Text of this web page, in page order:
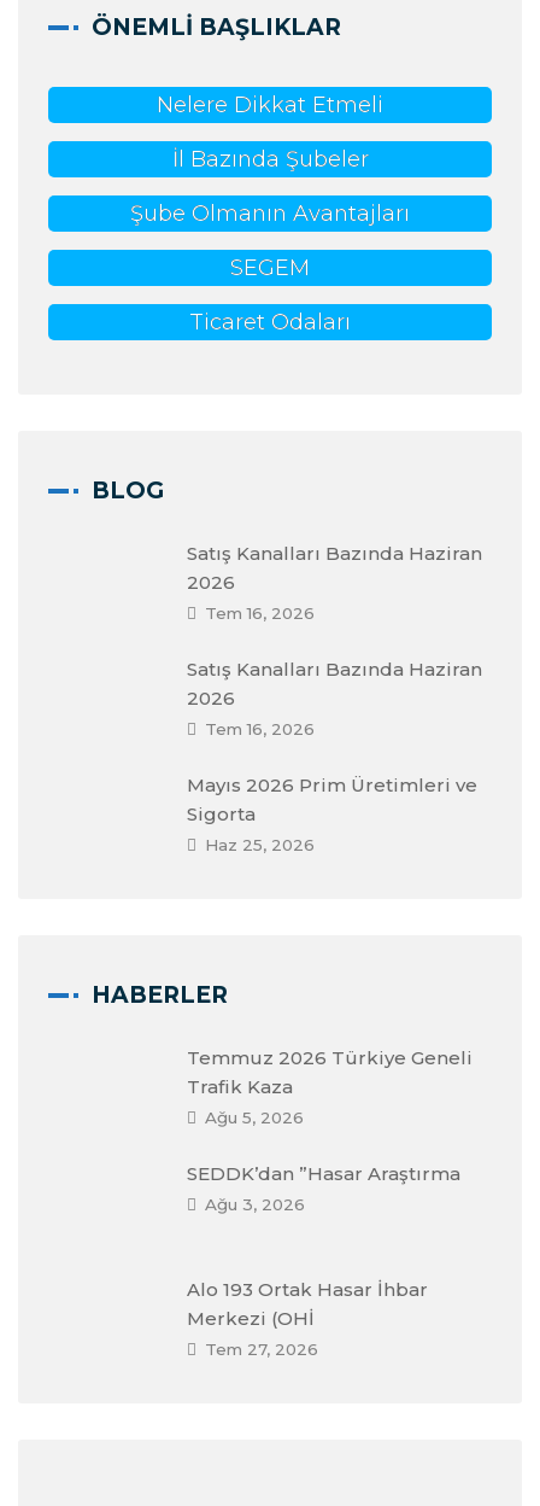
ÖNEMLI BAŞLIKLAR
Nelere Dikkat Etmeli
İl Bazında Şubeler
Şube Olmanın Avantajları
SEGEM
Ticaret Odaları
BLOG
Satış Kanalları Bazında Haziran
2026
Tem 16, 2026
Satış Kanalları Bazında Haziran
2026
Tem 16, 2026
Mayıs 2026 Prim Üretimleri ve
Sigorta
Haz 25, 2026
HABERLER
Temmuz 2026 Türkiye Geneli
Trafik Kaza
Ağu 5, 2026
SEDDK’dan ”Hasar Araştırma
Ağu 3, 2026
Alo 193 Ortak Hasar İhbar
Merkezi (OHİ
Tem 27, 2026